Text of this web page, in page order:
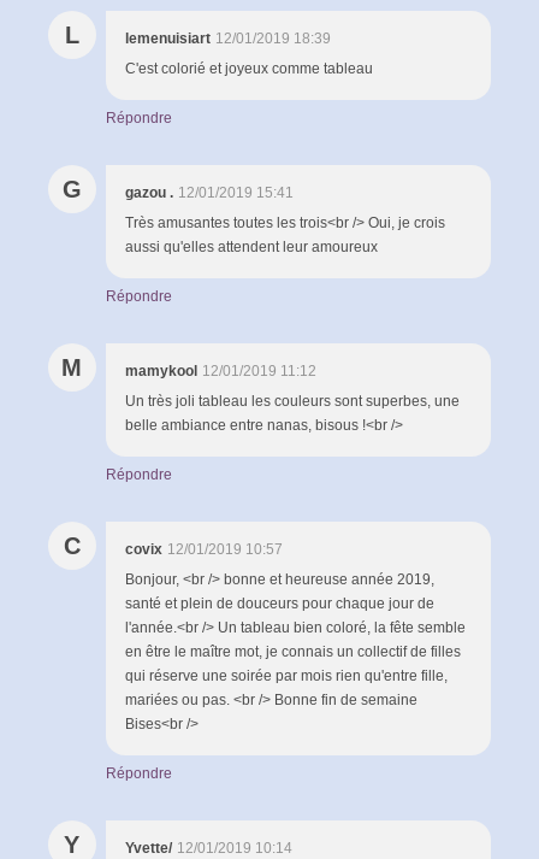
L lemenuisiart 12/01/2019 18:39
C'est colorié et joyeux comme tableau
Répondre
G gazou . 12/01/2019 15:41
Très amusantes toutes les trois<br /> Oui, je crois
aussi qu'elles attendent leur amoureux
Répondre
M mamykool 12/01/2019 11:12
Un très joli tableau les couleurs sont superbes, une
belle ambiance entre nanas, bisous !<br />
Répondre
C covix 12/01/2019 10:57
Bonjour, <br /> bonne et heureuse année 2019,
santé et plein de douceurs pour chaque jour de
l'année.<br /> Un tableau bien coloré, la fête semble
en être le maître mot, je connais un collectif de filles
qui réserve une soirée par mois rien qu'entre fille,
mariées ou pas. <br /> Bonne fin de semaine
Bises<br />
Répondre
Y Yvette/ 12/01/2019 10:14